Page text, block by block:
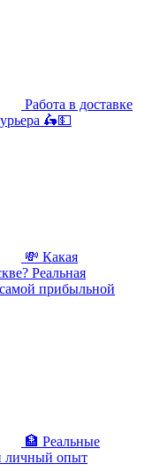
Работа в доставке
🛵💵
💸 Какая
Реальная
самой прибыльной
🏦 Реальные
личный опыт